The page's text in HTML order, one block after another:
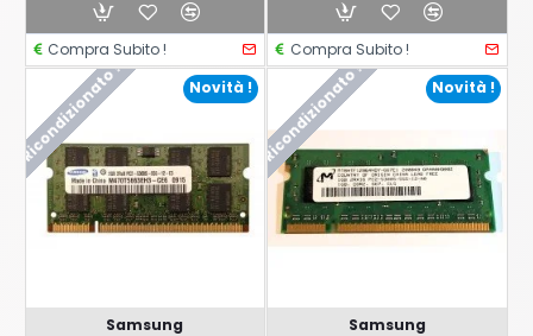
Compra Subito !
Compra Subito !
Novità !
Ricondizionato !
Samsung
Novità !
Ricondizionato !
Samsung